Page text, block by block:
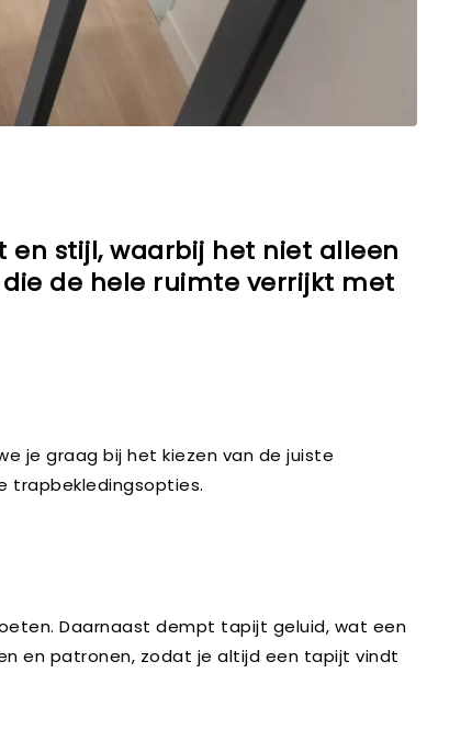
stijl, waarbij het niet alleen
de hele ruimte verrijkt met
je graag bij het kiezen van de juiste
trapbekledingsopties.
Daarnaast dempt tapijt geluid, wat een
en patronen, zodat je altijd een tapijt vindt